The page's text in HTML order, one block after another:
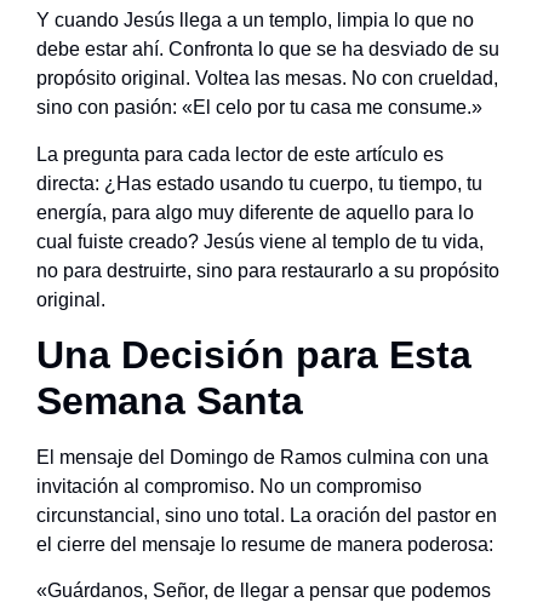
Y cuando Jesús llega a un templo, limpia lo que no
debe estar ahí. Confronta lo que se ha desviado de su
propósito original. Voltea las mesas. No con crueldad,
sino con pasión: «El celo por tu casa me consume.»
La pregunta para cada lector de este artículo es
directa: ¿Has estado usando tu cuerpo, tu tiempo, tu
energía, para algo muy diferente de aquello para lo
cual fuiste creado? Jesús viene al templo de tu vida,
no para destruirte, sino para restaurarlo a su propósito
original.
Una Decisión para Esta
Semana Santa
El mensaje del Domingo de Ramos culmina con una
invitación al compromiso. No un compromiso
circunstancial, sino uno total. La oración del pastor en
el cierre del mensaje lo resume de manera poderosa:
«Guárdanos, Señor, de llegar a pensar que podemos